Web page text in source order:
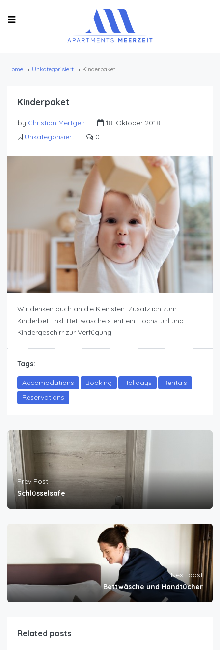
Home Unkategorisiert Kinderpaket
Kinderpaket
by Christian Mertgen
18. Oktober 2018
Unkategorisiert
0
Wir denken auch an die Kleinsten. Zusätzlich zum
Kinderbett inkl. Bettwäsche steht ein Hochstuhl und
Kindergeschirr zur Verfügung.
Tags:
Accomodations Booking Holidays
Rentals
Reservations
Prev Post
Schlüsselsafe
Next post
Bettwäsche und Handtücher
Related posts